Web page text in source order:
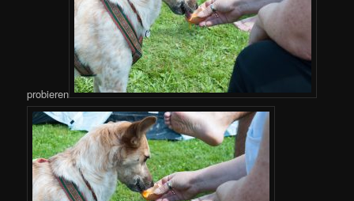
probieren